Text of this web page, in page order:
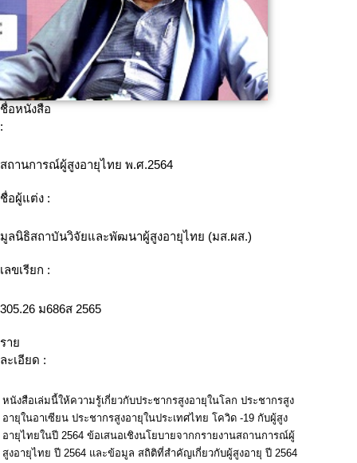
ชื่อหนังสือ
:
สถานการณ์ผู้สูงอายุไทย พ.ศ.2564
ชื่อผู้แต่ง :
มูลนิธิสถาบันวิจัยและพัฒนาผู้สูงอายุไทย (มส.ผส.)
เลขเรียก :
305.26 ม686ส 2565
ราย
ละเอียด :
หนังสือเล่มนี้ให้ความรู้เกี่ยวกับประชากรสูงอายุในโลก ประชากรสูง
อายุในอาเซียน ประชากรสูงอายุในประเทศไทย โควิด -19 กับผู้สูง
อายุไทยในปี 2564 ข้อเสนอเชิงนโยบายจากกรายงานสถานการณ์ผู้
สูงอายุไทย ปี 2564 และข้อมูล สถิติที่สำคัญเกี่ยวกับผู้สูงอายุ ปี 2564